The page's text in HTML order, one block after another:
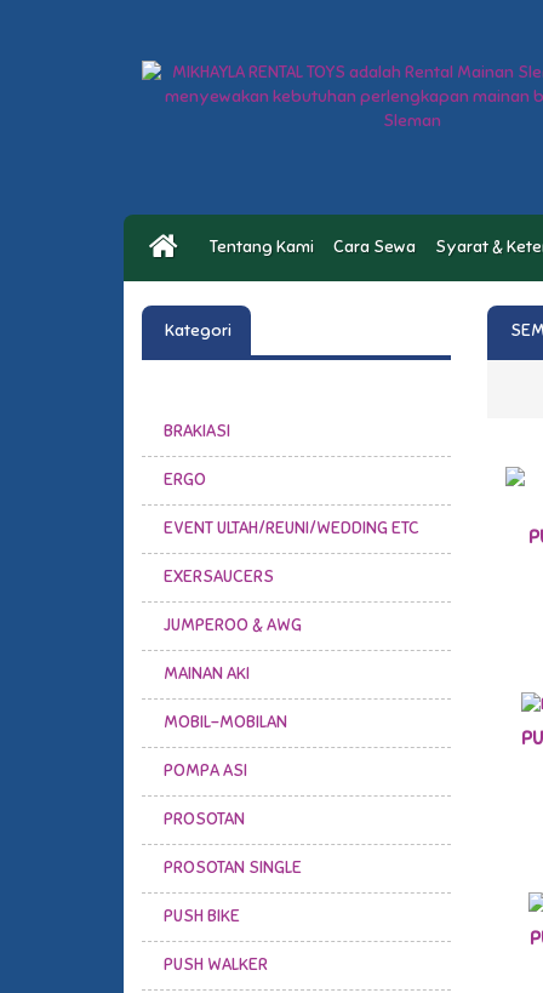
Tentang Kami Cara Sewa Syarat &
Kategori
BRAKIASI
ERGO
EVENT ULTAH/REUNI/WEDDING ETC
EXERSAUCERS
JUMPEROO & AWG
MAINAN AKI
MOBIL-MOBILAN
POMPA ASI
PROSOTAN
PROSOTAN SINGLE
PUSH BIKE
PUSH WALKER